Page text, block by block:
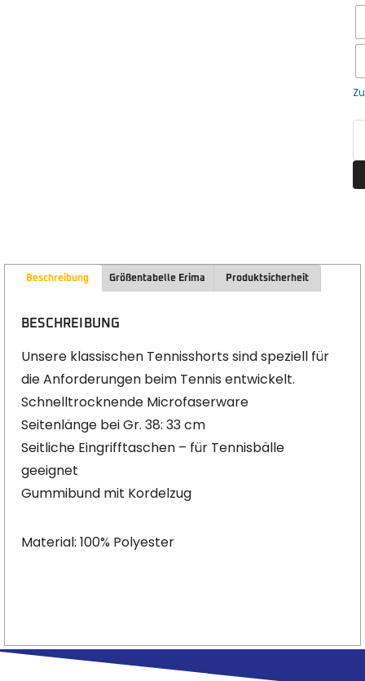
Beschreibung Größentabelle Erima Produktsicherheit
BESCHREIBUNG
Unsere klassischen Tennisshorts sind speziell für
die Anforderungen beim Tennis entwickelt.
Schnelltrocknende Microfaserware
Seitenlänge bei Gr. 38: 33 cm
Seitliche Eingrifftaschen – für Tennisbälle
geeignet
Gummibund mit Kordelzug
Material: 100% Polyester